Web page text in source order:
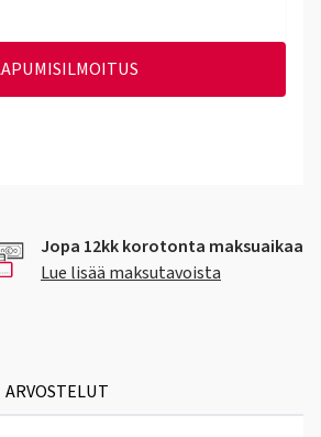
Jopa 12kk korotonta maksuaikaa
Lue lisää maksutavoista
ARVOSTELUT